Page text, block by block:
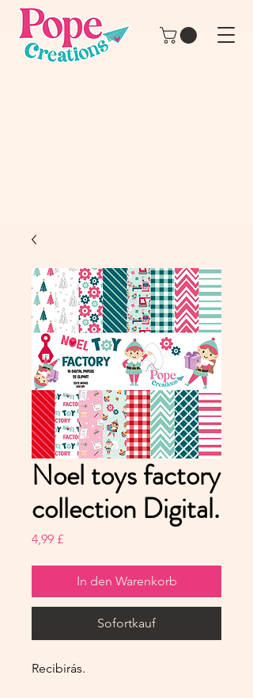
Noel toys factory
collection Digital.
4,99 £Preis
In den Warenkorb
Sofortkauf
Recibirás.